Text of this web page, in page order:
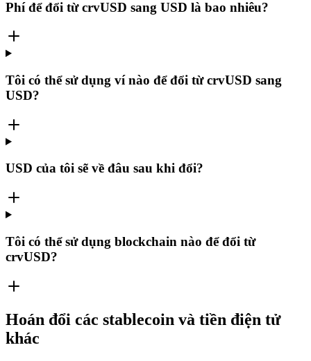
Phí để đổi từ crvUSD sang USD là bao nhiêu?
Tôi có thể sử dụng ví nào để đổi từ crvUSD sang
USD?
USD của tôi sẽ về đâu sau khi đổi?
Tôi có thể sử dụng blockchain nào để đổi từ
crvUSD?
Hoán đổi các stablecoin và tiền điện tử
khác